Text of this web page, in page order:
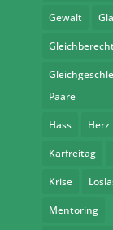
Gewalt
Paare
Hass Herz
Karfreitag
Krise
Mentoring